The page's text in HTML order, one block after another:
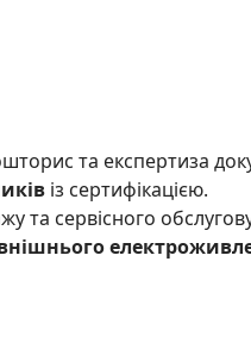
та експертиза
із сертифікацією.
та сервісного